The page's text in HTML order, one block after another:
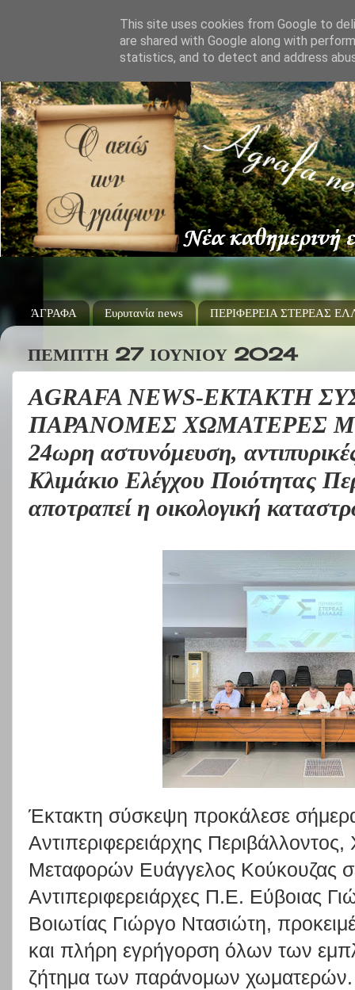
ΆΓΡΑΦΑ Ευρυτανία news ΠΕΡΙΦΕΡΕΙΑ ΣΤΕΡΕΑΣ
ΠΈΜΠΤΗ 27 ΙΟΥΝΊΟΥ 2024
AGRAFA NEWS-ΕΚΤΑΚΤΗ
ΠΑΡΑΝΟΜΕΣ ΧΩΜΑΤΕΡΕΣ
24ωρη αστυνόμευση,
Κλιμάκιο Ελέγχου Ποιότητας
αποτραπεί η οικολογική
Έκτακτη σύσκεψη προκάλεσε
Αντιπεριφερειάρχης
Μεταφορών Ευάγγελος Κούκουζας
Αντιπεριφερειάρχες Π.Ε. Εύβοιας
Βοιωτίας Γιώργο Ντασιώτη,
και πλήρη εγρήγορση όλων των
ζήτημα των παράνομων
This site uses cookies from Google to
are shared with Google along with
statistics, and to detect and address